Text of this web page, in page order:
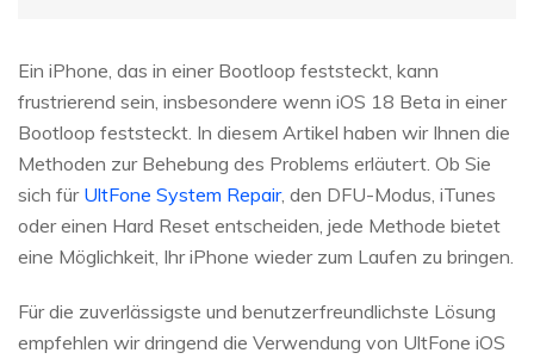
Ein iPhone, das in einer Bootloop feststeckt, kann
frustrierend sein, insbesondere wenn iOS 18 Beta in einer
Bootloop feststeckt. In diesem Artikel haben wir Ihnen die
Methoden zur Behebung des Problems erläutert. Ob Sie
sich für UltFone System Repair, den DFU-Modus, iTunes
oder einen Hard Reset entscheiden, jede Methode bietet
eine Möglichkeit, Ihr iPhone wieder zum Laufen zu bringen.
Für die zuverlässigste und benutzerfreundlichste Lösung
empfehlen wir dringend die Verwendung von UltFone iOS